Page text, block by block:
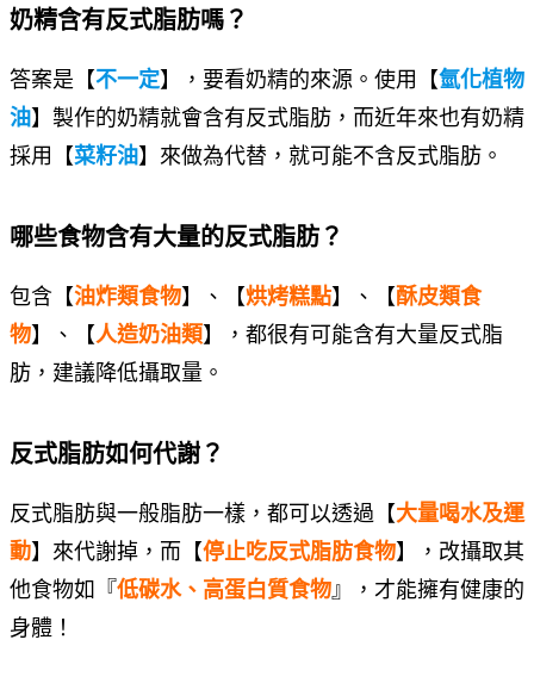
奶精含有反式脂肪嗎？
答案是【不一定】，要看奶精的來源。使用【氫化植物
油】製作的奶精就會含有反式脂肪，而近年來也有奶精
採用【菜籽油】來做為代替，就可能不含反式脂肪。
哪些食物含有大量的反式脂肪？
包含【油炸類食物】、【烘烤糕點】、【酥皮類食
物】、【人造奶油類】，都很有可能含有大量反式脂
肪，建議降低攝取量。
反式脂肪如何代謝？
反式脂肪與一般脂肪一樣，都可以透過【大量喝水及運
動】來代謝掉，而【停止吃反式脂肪食物】，改攝取其
他食物如『 低碳水、高蛋白質食物』，才能擁有健康的
身體！